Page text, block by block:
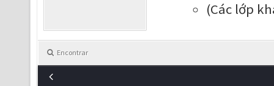
(Các lớp
Encontrar